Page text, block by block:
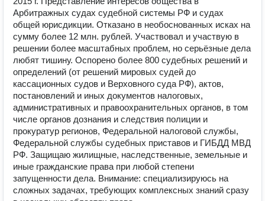
Арбитражных судах судебной системы РФ и судах
общей юрисдикции. Отказано в необоснованных исках на
сумму более 12 млн. рублей. Участвовал и участвую в
решении более масштабных проблем, но серьёзные дела
любят тишину. Оспорено более 800 судебных решений и
определений (от решений мировых судей до
кассационных судов и Верховного суда РФ), актов,
постановлений и иных документов налоговых,
административных и правоохранительных органов, в том
числе органов дознания и следствия полиции и
прокуратур регионов, Федеральной налоговой службы,
Федеральной службы судебных приставов и ГИБДД МВД
РФ. Защищаю жилищные, наследственные, земельные и
иные гражданские права при любой степени
запущенности дела. Внимание: специализируюсь на
сложных задачах, требующих комплексных знаний сразу